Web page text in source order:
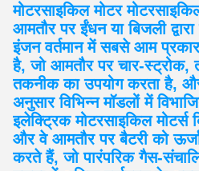
मोटरसाइकिल मोटर
आमतौर पर ईंधन या बिजली
इंजन वर्तमान में सबसे आम
है, जो आमतौर पर चार-स्ट्रोक,
तकनीक का उपयोग करता है,
अनुसार विभिन्न मॉडलों में
इलेक्ट्रिक मोटरसाइकिल मोटर्स
और वे आमतौर पर बैटरी को
करते हैं, जो पारंपरिक गैस-